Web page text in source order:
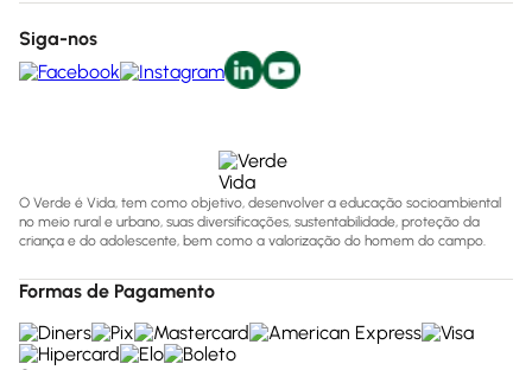
Siga-nos
O Verde é Vida, tem como objetivo, desenvolver a educação socioambiental
no meio rural e urbano, suas diversificações, sustentabilidade, proteção da
criança e do adolescente, bem como a valorização do homem do campo.
Formas de Pagamento